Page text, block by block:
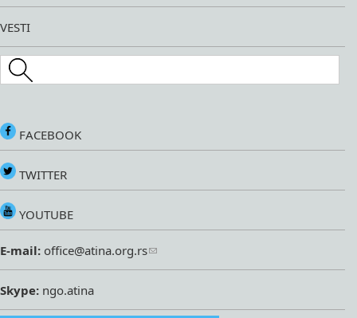
VESTI
Search this site
FACEBOOK
TWITTER
YOUTUBE
E-mail: office@atina.org.rs
Skype: ngo.atina